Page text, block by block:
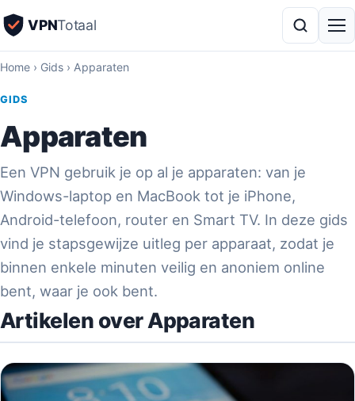
VPNTotaal
Home › Gids › Apparaten
GIDS
Apparaten
Een VPN gebruik je op al je apparaten: van je
Windows-laptop en MacBook tot je iPhone,
Android-telefoon, router en Smart TV. In deze gids
vind je stapsgewijze uitleg per apparaat, zodat je
binnen enkele minuten veilig en anoniem online
bent, waar je ook bent.
Artikelen over Apparaten